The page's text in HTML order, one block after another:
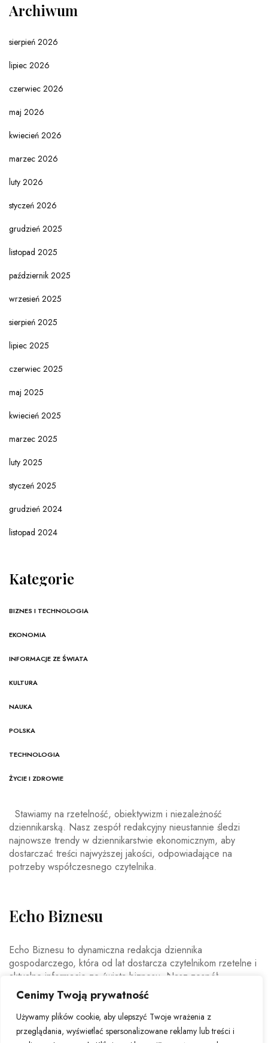
Cenimy Twoją prywatność
Używamy plików cookie, aby ulepszyć Twoje wrażenia z
przeglądania, wyświetlać spersonalizowane reklamy lub treści i
Archiwum
sierpień 2026
lipiec 2026
czerwiec 2026
maj 2026
kwiecień 2026
marzec 2026
luty 2026
styczeń 2026
grudzień 2025
listopad 2025
październik 2025
wrzesień 2025
sierpień 2025
lipiec 2025
czerwiec 2025
maj 2025
kwiecień 2025
marzec 2025
luty 2025
styczeń 2025
grudzień 2024
listopad 2024
Kategorie
BIZNES I TECHNOLOGIA
EKONOMIA
INFORMACJE ZE ŚWIATA
KULTURA
NAUKA
POLSKA
TECHNOLOGIA
ŻYCIE I ZDROWIE
Stawiamy na rzetelność, obiektywizm i niezależność
dziennikarską. Nasz zespół redakcyjny nieustannie śledzi
najnowsze trendy w dziennikarstwie ekonomicznym, aby
dostarczać treści najwyższej jakości, odpowiadające na
potrzeby współczesnego czytelnika.
Echo Biznesu
Echo Biznesu to dynamiczna redakcja dziennika
gospodarczego, która od lat dostarcza czytelnikom rzetelne i
aktualne informacje ze świata biznesu. Nasz zespół
doświadczonych dziennikarzy i ekspertów ekonomicznych
codziennie analizuje najważniejsze wydarzenia rynkowe,
trendy gospodarcze oraz decyzje mające wpływ na polską i
światową ekonomię.